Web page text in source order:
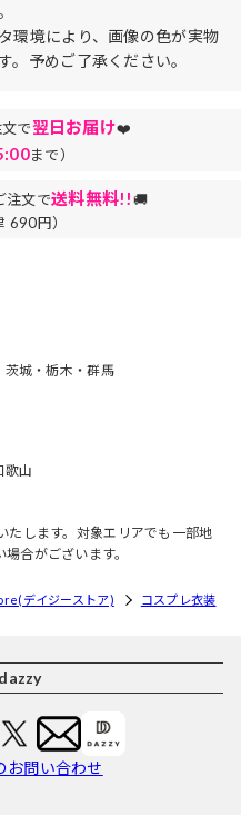
環境により、画像の色が実物
。予めご了承ください。
で翌日お届け❤️
まで）
注文で送料無料!!🚚
690円）
茨城・栃木・群馬
歌山
します。対象エリアでも一部地
合がございます。
デイジーストア) コスプレ衣装
お問い合わせ